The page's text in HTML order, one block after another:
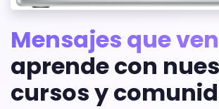
Mensajes que
aprende con
cursos y